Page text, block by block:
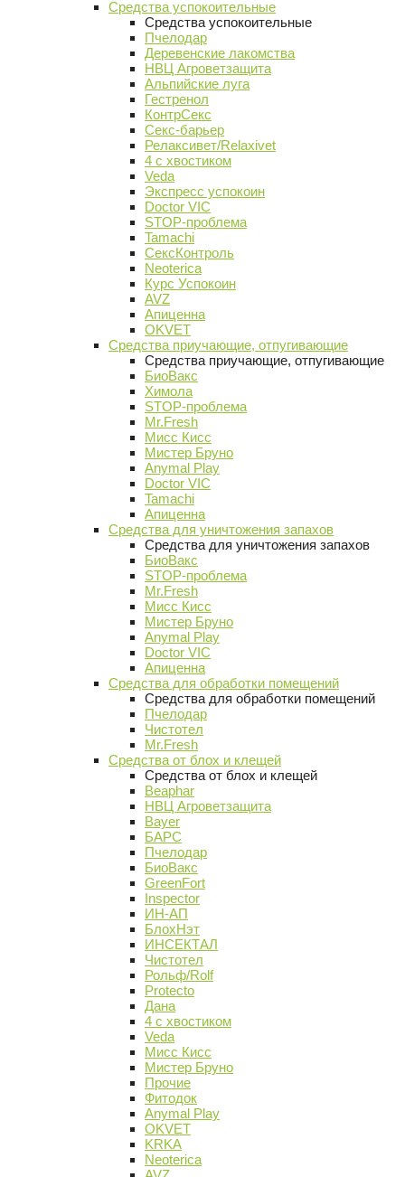
Средства успокоительные
Средства успокоительные
Пчелодар
Деревенские лакомства
НВЦ Агроветзащита
Альпийские луга
Гестренол
КонтрСекс
Секс-барьер
Релаксивет/Relaxivet
4 с хвостиком
Veda
Экспресс успокоин
Doctor VIC
STOP-проблема
Tamachi
СексКонтроль
Neoterica
Курс Успокоин
AVZ
Апиценна
OKVET
Средства приучающие, отпугивающие
Средства приучающие, отпугивающие
БиоВакс
Химола
STOP-проблема
Mr.Fresh
Мисс Кисс
Мистер Бруно
Anymal Play
Doctor VIC
Tamachi
Апиценна
Средства для уничтожения запахов
Средства для уничтожения запахов
БиоВакс
STOP-проблема
Mr.Fresh
Мисс Кисс
Мистер Бруно
Anymal Play
Doctor VIC
Апиценна
Средства для обработки помещений
Средства для обработки помещений
Пчелодар
Чистотел
Mr.Fresh
Средства от блох и клещей
Средства от блох и клещей
Beaphar
НВЦ Агроветзащита
Bayer
БАРС
Пчелодар
БиоВакс
GreenFort
Inspector
ИН-АП
БлохНэт
ИНСЕКТАЛ
Чистотел
Рольф/Rolf
Protecto
Дана
4 с хвостиком
Veda
Мисс Кисс
Мистер Бруно
Прочие
Фитодок
Anymal Play
OKVET
KRKA
Neoterica